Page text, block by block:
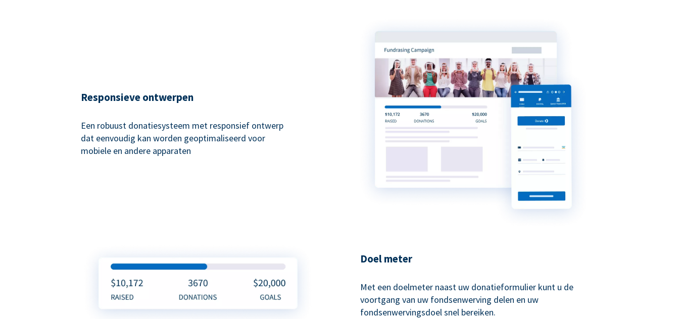
Responsieve ontwerpen
Een robuust donatiesysteem met responsief ontwerp
dat eenvoudig kan worden geoptimaliseerd voor
mobiele en andere apparaten
Doel meter
Met een doelmeter naast uw donatieformulier kunt u de
voortgang van uw fondsenwerving delen en uw
fondsenwervingsdoel snel bereiken.